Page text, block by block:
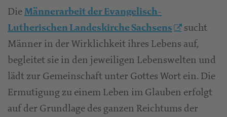
DieMännerarbeit der Evangelisch-
Lutherischen Landeskirche Sachsens
sucht
Männer in der Wirklichkeit ihres Lebens auf,
begleitet sie in den jeweiligen Lebenswelten und
lädt zur Gemeinschaft unter Gottes Wort ein. Die
Ermutigung zu einem Leben im Glauben erfolgt
auf der Grundlage des ganzen Reichtums der